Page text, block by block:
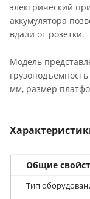
электрический
аккумулятора
вдали от розетки.
Модель
мм, размер
Общие
Тип